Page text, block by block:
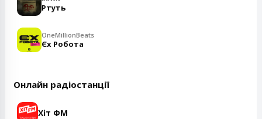
Ртуть
OneMillionBeats
Єх Робота
Онлайн радіостанції
Хіт ФМ